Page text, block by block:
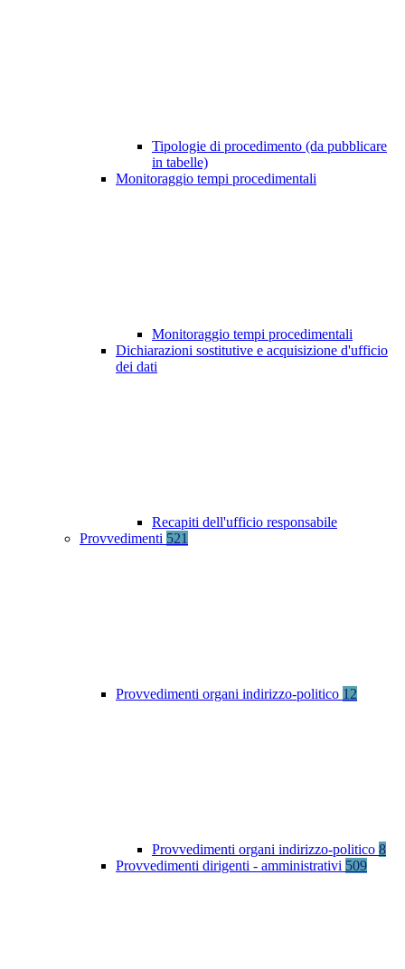
Tipologie di procedimento (da pubblicare
in tabelle)
Monitoraggio tempi procedimentali
Monitoraggio tempi procedimentali
Dichiarazioni sostitutive e acquisizione d'ufficio
dei dati
Recapiti dell'ufficio responsabile
Provvedimenti 521
Provvedimenti organi indirizzo-politico 12
Provvedimenti organi indirizzo-politico 8
Provvedimenti dirigenti - amministrativi 509